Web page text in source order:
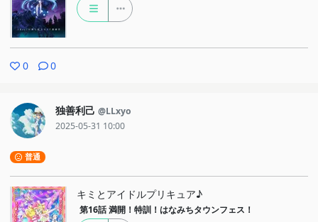
0 0
独善利己 @LLxyo
2025-05-31 10:00
普通
キミとアイドルプリキュア♪
第16話 満開！特訓！はなみちタウンフェス！